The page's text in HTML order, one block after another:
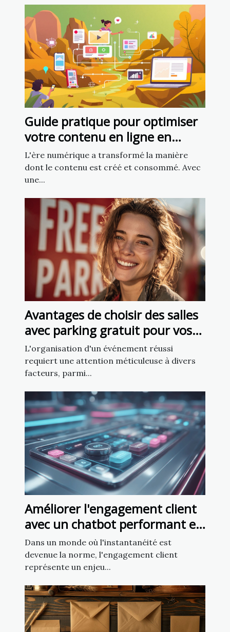
Guide pratique pour optimiser
votre contenu en ligne en
utilisant l'intelligence artificielle
L'ère numérique a transformé la manière
dont le contenu est créé et consommé. Avec
une...
Avantages de choisir des salles
avec parking gratuit pour vos
événements
L'organisation d'un événement réussi
requiert une attention méticuleuse à divers
facteurs, parmi...
Améliorer l'engagement client
avec un chatbot performant en
5 minutes
Dans un monde où l'instantanéité est
devenue la norme, l'engagement client
représente un enjeu...